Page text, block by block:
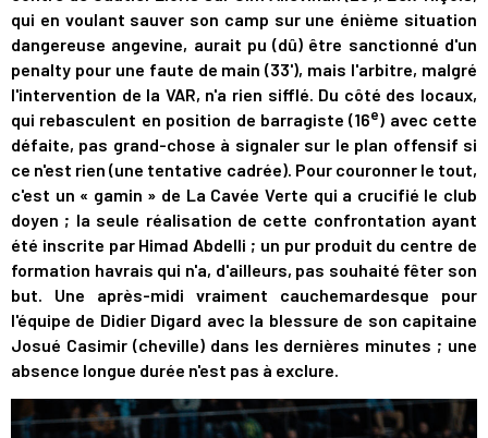
qui en voulant sauver son camp sur une énième situation
dangereuse angevine, aurait pu (dû) être sanctionné d'un
penalty pour une faute de main (33'), mais l'arbitre, malgré
l'intervention de la VAR, n'a rien sifflé. Du côté des locaux,
qui rebasculent en position de barragiste (16e) avec cette
défaite, pas grand-chose à signaler sur le plan offensif si
ce n'est rien (une tentative cadrée). Pour couronner le tout,
c'est un « gamin » de La Cavée Verte qui a crucifié le club
doyen ; la seule réalisation de cette confrontation ayant
été inscrite par Himad Abdelli ; un pur produit du centre de
formation havrais qui n'a, d'ailleurs, pas souhaité fêter son
but. Une après-midi vraiment cauchemardesque pour
l'équipe de Didier Digard avec la blessure de son capitaine
Josué Casimir (cheville) dans les dernières minutes ; une
absence longue durée n'est pas à exclure.